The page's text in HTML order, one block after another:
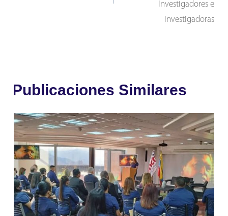
Investigadores e
Investigadoras
Publicaciones Similares